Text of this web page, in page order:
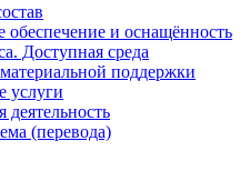
обеспечение и оснащённость
Доступная среда
поддержки
услуги
деятельность
(перевода)